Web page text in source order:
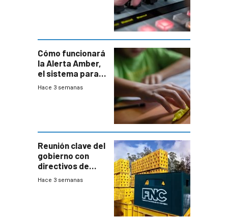
Cómo funcionará
la Alerta Amber,
el sistema para
la búsqueda
Hace 3 semanas
Reunión clave del
gobierno con
directivos de
Fábricas
Hace 3 semanas